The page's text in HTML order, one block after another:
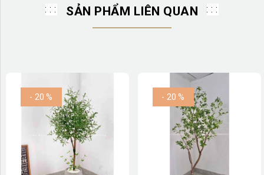
SẢN PHẨM LIÊN QUAN
- 20 % - 20 %